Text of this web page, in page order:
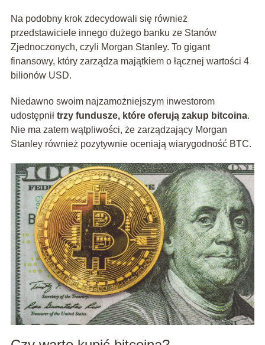
Na podobny krok zdecydowali się również
przedstawiciele innego dużego banku ze Stanów
Zjednoczonych, czyli Morgan Stanley. To gigant
finansowy, który zarządza majątkiem o łącznej wartości 4
bilionów USD.
Niedawno swoim najzamożniejszym inwestorom
udostępnił trzy fundusze, które oferują zakup bitcoina.
Nie ma zatem wątpliwości, że zarządzający Morgan
Stanley również pozytywnie oceniają wiarygodność BTC.